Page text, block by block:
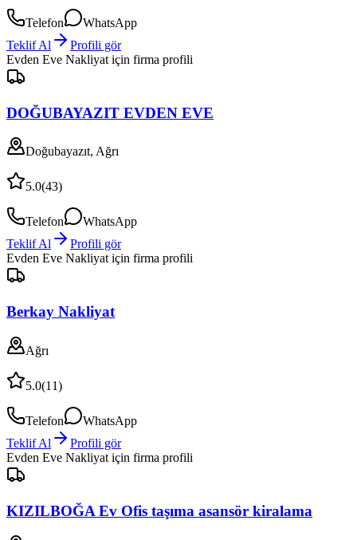
Telefon
WhatsApp
Teklif Al
Profili gör
Evden Eve Nakliyat için firma profili
DOĞUBAYAZIT EVDEN EVE
Doğubayazıt, Ağrı
5.0(43)
Telefon
WhatsApp
Teklif Al
Profili gör
Evden Eve Nakliyat için firma profili
Berkay Nakliyat
Ağrı
5.0(11)
Telefon
WhatsApp
Teklif Al
Profili gör
Evden Eve Nakliyat için firma profili
KIZILBOĞA Ev Ofis taşıma asansör kiralama